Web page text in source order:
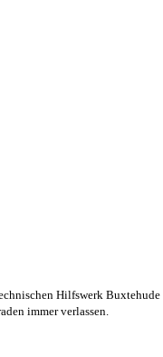
Hilfswerk
immer verlassen.